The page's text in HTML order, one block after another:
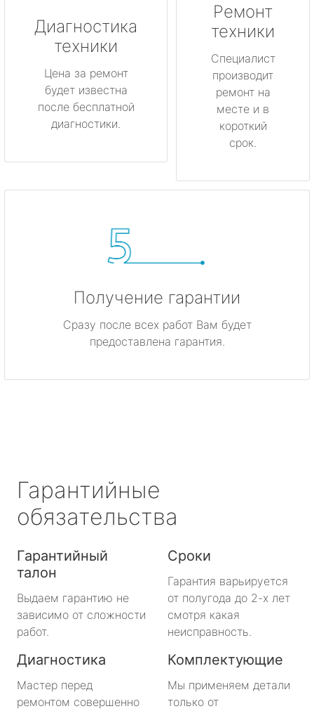
Диагностика
техники
Цена за ремонт
будет известна
после бесплатной
диагностики.
Ремонт
техники
Специалист
производит
ремонт на
месте и в
короткий
срок.
Получение гарантии
Сразу после всех работ Вам будет
предоставлена гарантия.
Гарантийные
обязательства
Гарантийный
талон
Выдаем гарантию не
зависимо от сложности
работ.
Сроки
Гарантия варьируется
от полугода до 2-х лет
смотря какая
неисправность.
Диагностика
Мастер перед
ремонтом совершенно
Комплектующие
Мы применяем детали
только от